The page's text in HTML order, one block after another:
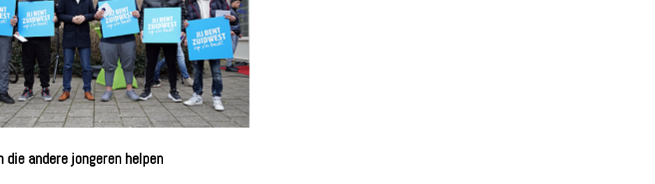
die andere jongeren helpen